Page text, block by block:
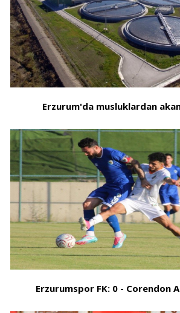
Erzurum'da musluklardan
Erzurumspor FK: 0 - Corendon